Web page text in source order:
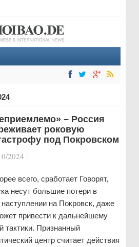
– Россия
роковую
под Покровском
2024 |
всего, сработает Говорят,
несут большие потери в
на Покровск, даже
привести к дальнейшему
тактики. Признанный
центр считает действия